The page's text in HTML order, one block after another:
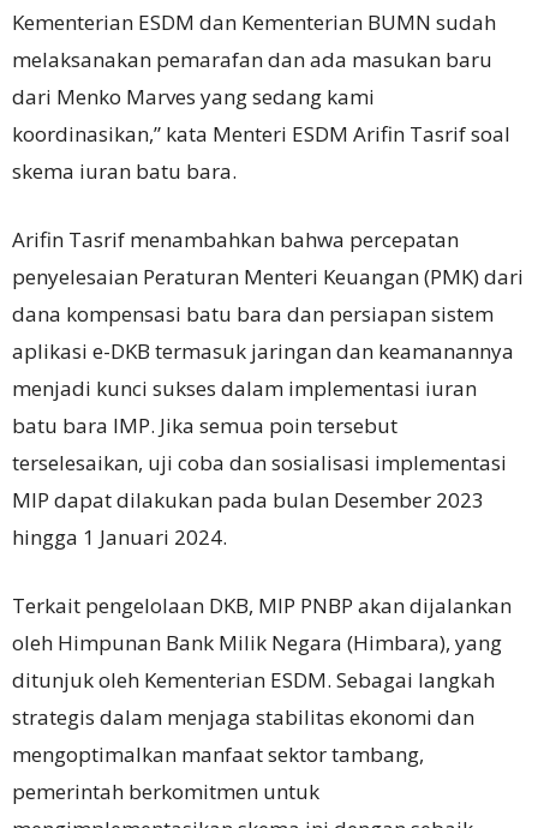
Kementerian ESDM dan Kementerian BUMN sudah
melaksanakan pemarafan dan ada masukan baru
dari Menko Marves yang sedang kami
koordinasikan,” kata Menteri ESDM Arifin Tasrif soal
skema iuran batu bara.
Arifin Tasrif menambahkan bahwa percepatan
penyelesaian Peraturan Menteri Keuangan (PMK) dari
dana kompensasi batu bara dan persiapan sistem
aplikasi e-DKB termasuk jaringan dan keamanannya
menjadi kunci sukses dalam implementasi iuran
batu bara IMP. Jika semua poin tersebut
terselesaikan, uji coba dan sosialisasi implementasi
MIP dapat dilakukan pada bulan Desember 2023
hingga 1 Januari 2024.
Terkait pengelolaan DKB, MIP PNBP akan dijalankan
oleh Himpunan Bank Milik Negara (Himbara), yang
ditunjuk oleh Kementerian ESDM. Sebagai langkah
strategis dalam menjaga stabilitas ekonomi dan
mengoptimalkan manfaat sektor tambang,
pemerintah berkomitmen untuk